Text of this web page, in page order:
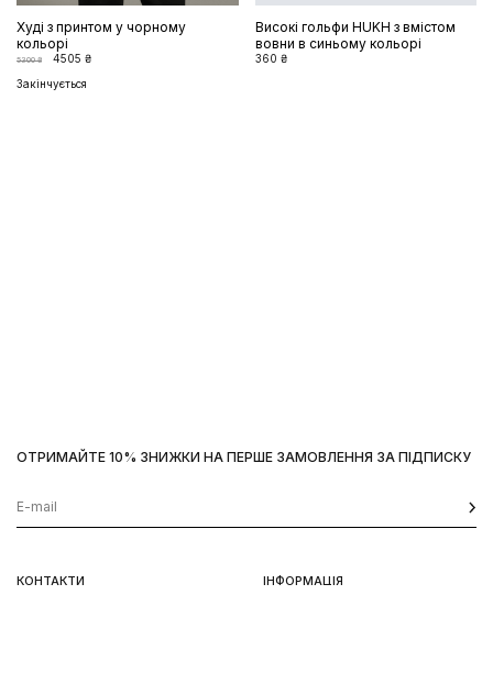
Худі з принтом у чорному
кольорі
5300 ₴
4505 ₴
Закінчується
Високі гольфи HUKH з вмістом
вовни в синьому кольорі
360 ₴
КОНТАКТИ ІНФОРМАЦІЯ
ОТРИМАЙТЕ 10% ЗНИЖКИ НА ПЕРШЕ ЗАМОВЛЕННЯ ЗА ПІДПИСКУ